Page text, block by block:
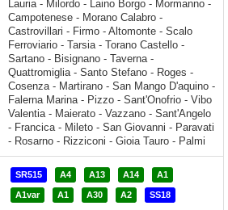
SR515 A4 A13 A14 A1
A1var A1 A30 A2 SS18